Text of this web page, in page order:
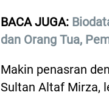
BACA JUGA:
dan Orang Tua,
Makin penasran
Sultan Altaf Mirza,